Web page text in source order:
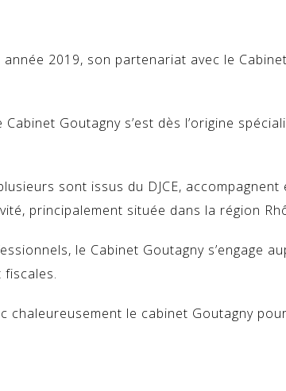
2019, son partenariat avec le
Goutagny s’est dès l’origine
sont issus du DJCE,
principalement située dans la région
le Cabinet Goutagny s’engage
chaleureusement le cabinet Goutagny